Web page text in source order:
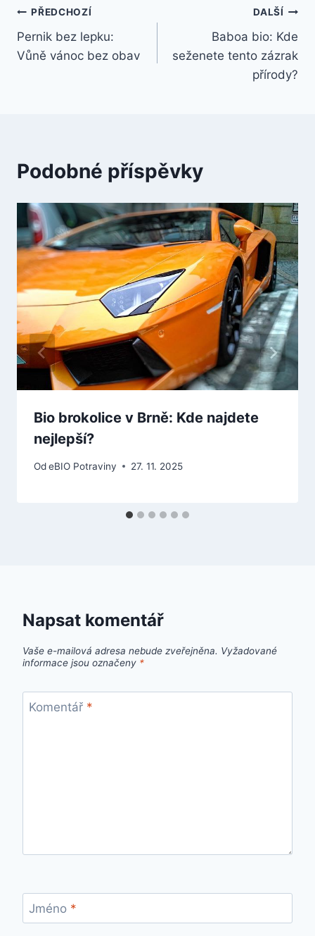
Navigace
pro
PŘEDCHOZÍ
Pernik bez lepku:
Vůně vánoc bez obav
DALŠÍ
Baboa bio: Kde
seženete tento zázrak
přírody?
Podobné příspěvky
Bio brokolice v Brně: Kde najdete
nejlepší?
OdeBIO Potraviny 27. 11. 2025
Napsat komentář
Vaše e-mailová adresa nebude zveřejněna. Vyžadované
informace jsou označeny *
Komentář *
Jméno *